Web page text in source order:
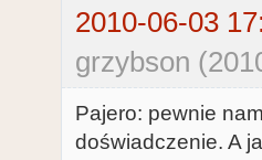
2010-06-03
grzybson
Pajero: pewnie
doświadczenie. A